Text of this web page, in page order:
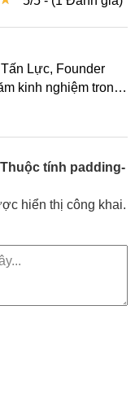
Lực, Founder
kinh nghiệm trong
SEO và chia sẻ
Thuộc tính padding-
hiển thị công khai.